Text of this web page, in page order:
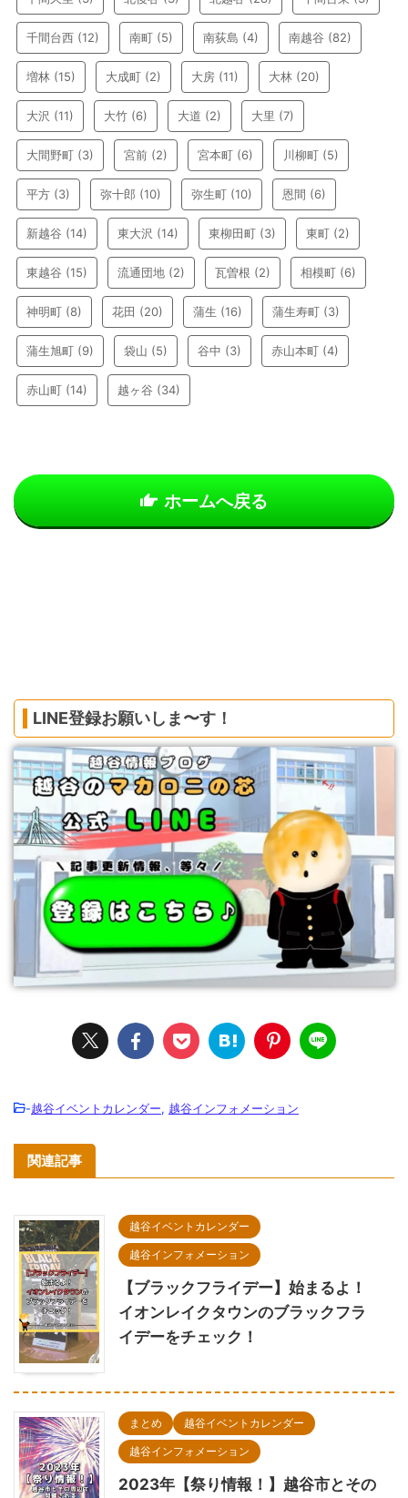
千間台西 (12) 南町 (5) 南荻島 (4) 南越谷 (82)
増林 (15) 大成町 (2) 大房 (11) 大林 (20)
大沢 (11) 大竹 (6) 大道 (2) 大里 (7)
大間野町 (3) 宮前 (2) 宮本町 (6) 川柳町 (5)
平方 (3) 弥十郎 (10) 弥生町 (10) 恩間 (6)
新越谷 (14) 東大沢 (14) 東柳田町 (3) 東町 (2)
東越谷 (15) 流通団地 (2) 瓦曽根 (2) 相模町 (6)
神明町 (8) 花田 (20) 蒲生 (16) 蒲生寿町 (3)
蒲生旭町 (9) 袋山 (5) 谷中 (3) 赤山本町 (4)
赤山町 (14) 越ヶ谷 (34)
ホームへ戻る
LINE登録お願いしま〜す！
-越谷イベントカレンダー, 越谷インフォメーション
関連記事
越谷イベントカレンダー
越谷インフォメーション
【ブラックフライデー】始まるよ！
イオンレイクタウンのブラックフラ
イデーをチェック！
まとめ 越谷イベントカレンダー
越谷インフォメーション
2023年【祭り情報！】越谷市とその